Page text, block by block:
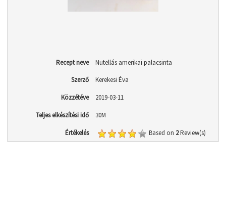
Recept neve Nutellás amerikai palacsinta
Szerző Kerekesi Éva
Közzétéve 2019-03-11
Teljes elkészítési idő 30M
Értékelés Based on 2Review(s)